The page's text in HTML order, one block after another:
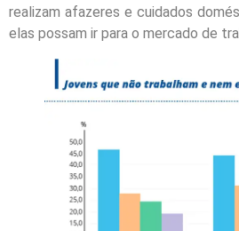
realizam afazeres e cuidados dom
elas possam ir para o mercado de